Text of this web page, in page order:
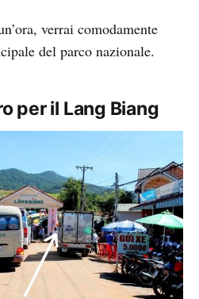
verrai comodamente
del parco nazionale.
per il Lang Biang